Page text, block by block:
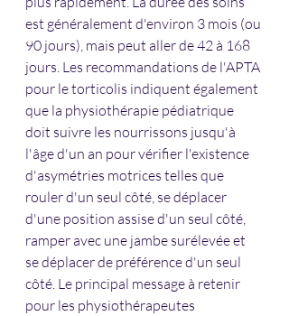
est généralement d'environ 3 mois (ou
90 jours), mais peut aller de 42 à 168
jours. Les recommandations de l'APTA
pour le torticolis indiquent également
que la physiothérapie pédiatrique
doit suivre les nourrissons jusqu'à
l'âge d'un an pour vérifier l'existence
d'asymétries motrices telles que
rouler d'un seul côté, se déplacer
d'une position assise d'un seul côté,
ramper avec une jambe surélevée et
se déplacer de préférence d'un seul
côté. Le principal message à retenir
pour les physiothérapeutes